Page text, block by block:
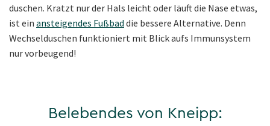
duschen. Kratzt nur der Hals leicht oder läuft die Nase etwas,
ist ein ansteigendes Fußbad die bessere Alternative. Denn
Wechselduschen funktioniert mit Blick aufs Immunsystem
nur vorbeugend!
Belebendes von Kneipp: